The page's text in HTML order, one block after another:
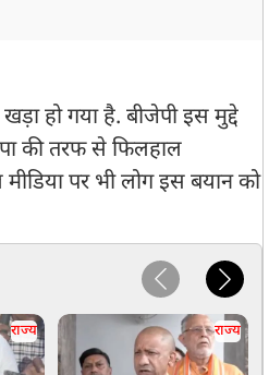
हो गया है. बीजेपी इस मुद्दे
की तरफ से फिलहाल
पर भी लोग इस बयान को
राज्य राज्य